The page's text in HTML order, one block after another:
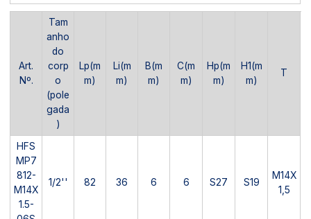
Art.
Nº.
Tam
anho
do
corp
o
(pole
gada
)
Lp(m
m)
Li(m
m)
B(m
m)
C(m
m)
Hp(m
m)
H1(m
m)
T
HFS
MP7
812-
M14X
1.5-
1/2'' 82 36 6 6 S27 S19
M14X
1,5